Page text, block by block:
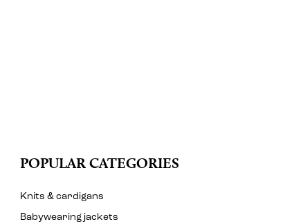
POPULAR CATEGORIES
Knits & cardigans
Babywearing jackets